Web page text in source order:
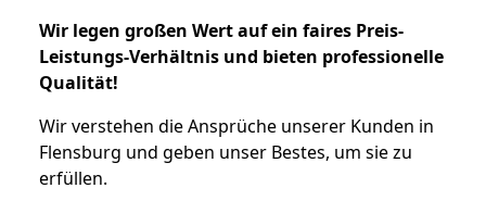
Wir legen großen Wert auf ein faires Preis-
Leistungs-Verhältnis und bieten professionelle
Qualität!
Wir verstehen die Ansprüche unserer Kunden in
Flensburg und geben unser Bestes, um sie zu
erfüllen.